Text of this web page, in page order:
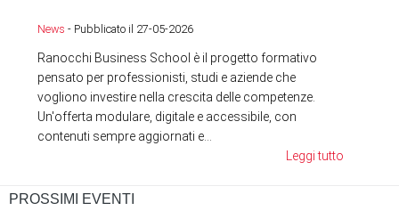
News - Pubblicato il 27-05-2026
Ranocchi Business School è il progetto formativo
pensato per professionisti, studi e aziende che
vogliono investire nella crescita delle competenze.
Un'offerta modulare, digitale e accessibile, con
contenuti sempre aggiornati e...
Leggi tutto
PROSSIMI EVENTI